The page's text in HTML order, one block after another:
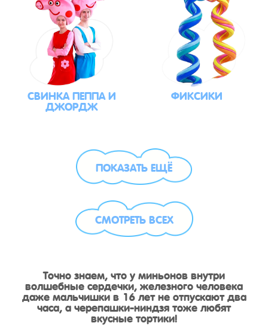
СВИНКА ПЕППА И
ДЖОРДЖ ФИКСИКИ
ПОКАЗАТЬ ЕЩЁ
СМОТРЕТЬ ВСЕХ
Точно знаем, что у миньонов внутри
волшебные сердечки, железного человека
даже мальчишки в 16 лет не отпускают два
часа, а черепашки-ниндзя тоже любят
вкусные тортики!